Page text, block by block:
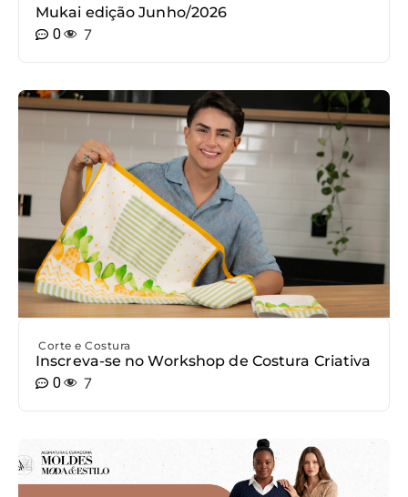
Mukai edição Junho/2026
0
7
Corte e Costura
Inscreva-se no Workshop de Costura Criativa
0
7